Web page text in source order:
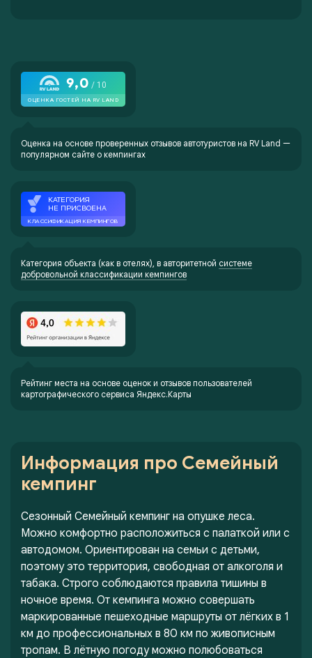
Оценка на основе проверенных отзывов автотуристов на RV Land —
популярном сайте о кемпингах
Категория объекта (как в отелях), в авторитетной системе
добровольной классификации кемпингов
Рейтинг места на основе оценок и отзывов пользователей
картографического сервиса Яндекс.Карты
Информация про Семейный
кемпинг
Сезонный Семейный кемпинг на опушке леса.
Можно комфортно расположиться с палаткой или с
автодомом. Ориентирован на семьи с детьми,
поэтому это территория, свободная от алкоголя и
табака. Строго соблюдаются правила тишины в
ночное время. От кемпинга можно совершать
маркированные пешеходные маршруты от лёгких в 1
км до профессиональных в 80 км по живописным
тропам. В лётную погоду можно полюбоваться